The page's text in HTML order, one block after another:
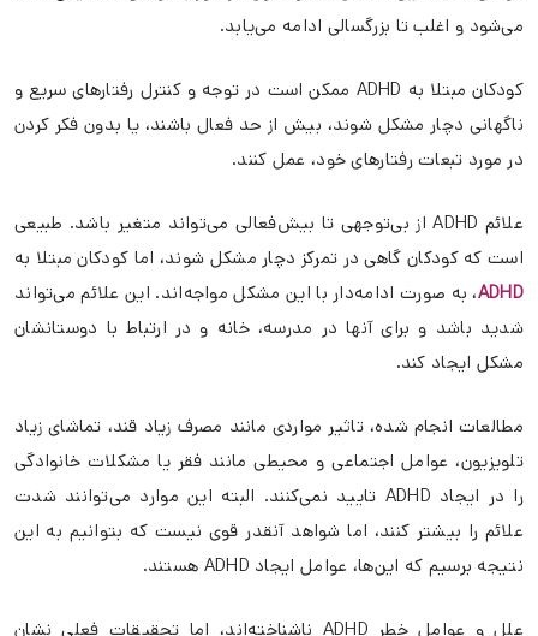
می‌شود و اغلب تا بزرگسالی ادامه می‌یابد.
کودکان مبتلا به ADHD ممکن است در توجه و کنترل رفتارهای سریع و
ناگهانی دچار مشکل شوند، بیش از حد فعال باشند، یا بدون فکر کردن
در مورد تبعات رفتارهای خود، عمل کنند.
علائم ADHD از بی‌توجهی تا بیش‌فعالی می‌تواند متغیر باشد. طبیعی
است که کودکان گاهی در تمرکز دچار مشکل شوند، اما کودکان مبتلا به
ADHD، به صورت ادامه‌دار با این مشکل مواجه‌اند. این علائم می‌تواند
شدید باشد و برای آنها در مدرسه، خانه و در ارتباط با دوستانشان
مشکل ایجاد کند.
مطالعات انجام شده، تاثیر مواردی مانند مصرف زیاد قند، تماشای زیاد
تلویزیون، عوامل اجتماعی و محیطی مانند فقر یا مشکلات خانوادگی
را در ایجاد ADHD تایید نمی‌کنند. البته این موارد می‌توانند شدت
علائم را بیشتر کنند، اما شواهد آنقدر قوی نیست که بتوانیم به این
نتیجه برسیم که این‌ها، عوامل ایجاد ADHD هستند.
علل و عوامل خطر ADHD ناشناخته‌اند، اما تحقیقات فعلی نشان